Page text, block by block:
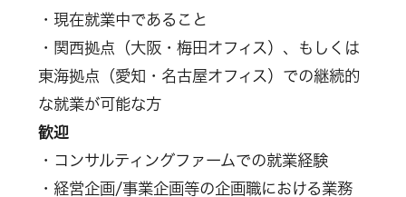
・現在就業中であること
・関西拠点（大阪・梅田オフィス）、もしくは
東海拠点（愛知・名古屋オフィス）での継続的
な就業が可能な方
歓迎
・コンサルティングファームでの就業経験
・経営企画/事業企画等の企画職における業務